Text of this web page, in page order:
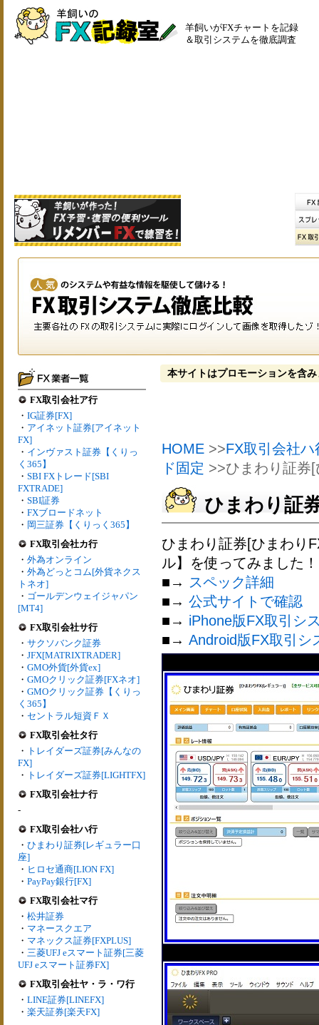
羊飼いがFXチャートを記録
＆取引システムを徹底調査
FX取引会社ア行
・ IG証券[FX]
・ アイネット証券[アイネット
FX]
・ インヴァスト証券【くりっ
く365】
・ SBI FXトレード[SBI
FXTRADE]
・ SBI証券
・ FXブロードネット
・ 岡三証券【くりっく365】
FX取引会社カ行
・ 外為オンライン
・ 外為どっとコム[外貨ネクス
トネオ]
・ ゴールデンウェイジャパン
[MT4]
FX取引会社サ行
・ サクソバンク証券
・ JFX[MATRIXTRADER]
・ GMO外貨[外貨ex]
・ GMOクリック証券[FXネオ]
・ GMOクリック証券【くりっ
く365】
・ セントラル短資ＦＸ
FX取引会社タ行
・ トレイダーズ証券[みんなの
FX]
・ トレイダーズ証券[LIGHTFX]
FX取引会社ナ行
-
FX取引会社ハ行
・ ひまわり証券[レギュラー口
座]
・ ヒロセ通商[LION FX]
・ PayPay銀行[FX]
FX取引会社マ行
・ 松井証券
・ マネースクエア
・ マネックス証券[FXPLUS]
・ 三菱UFJ eスマート証券[三菱
UFJ eスマート証券FX]
FX取引会社ヤ・ラ・ワ行
・ LINE証券[LINEFX]
・ 楽天証券[楽天FX]
本サイトはプロモーションを含み
HOME >>FX取引会社ハ
ド固定 >>ひまわり証券
ひまわり証
ひまわり証券[ひまわり
ル】を使ってみました！
■→ スペック詳細
■→ 公式サイトで確認
■→ iPhone版FX取引シ
■→ Android版FX取引シ